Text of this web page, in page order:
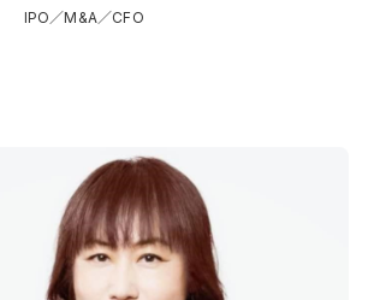
IPO M&A CFO